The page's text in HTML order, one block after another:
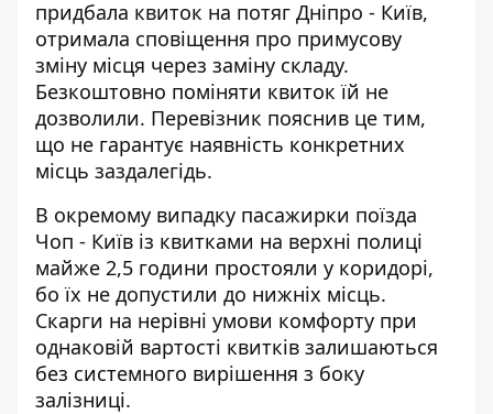
придбала квиток на потяг Дніпро - Київ,
отримала сповіщення про примусову
зміну місця через заміну складу.
Безкоштовно поміняти квиток їй не
дозволили. Перевізник пояснив це тим,
що не гарантує наявність конкретних
місць заздалегідь.
В окремому випадку пасажирки поїзда
Чоп - Київ із квитками на верхні полиці
майже 2,5 години простояли у коридорі,
бо їх не допустили до нижніх місць.
Скарги на нерівні умови комфорту при
однаковій вартості квитків залишаються
без системного вирішення з боку
залізниці.